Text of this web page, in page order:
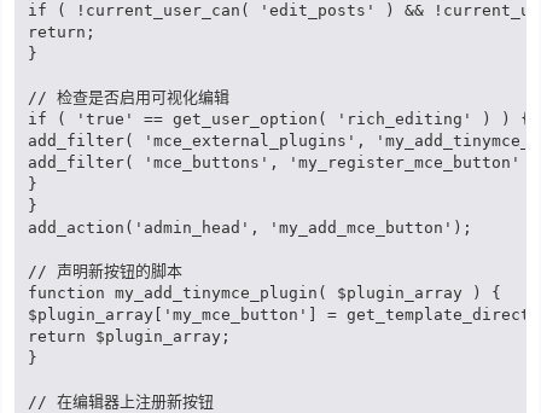
if ( !current_user_can( 'edit_posts' ) &&
return;
}
// 检查是否启用可视化编辑
if ( 'true' == get_user_option( 'rich_editing' ) ) {
add_filter( 'mce_external_plugins',
add_filter( 'mce_buttons', 'my_register_mce_button'
}
}
add_action('admin_head', 'my_add_mce_button');
// 声明新按钮的脚本
function my_add_tinymce_plugin( $plugin_array ) {
$plugin_array['my_mce_button'] =
return $plugin_array;
}
// 在编辑器上注册新按钮